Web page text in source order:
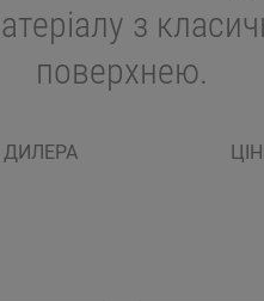
з
поверхнею.
ДИЛЕРА